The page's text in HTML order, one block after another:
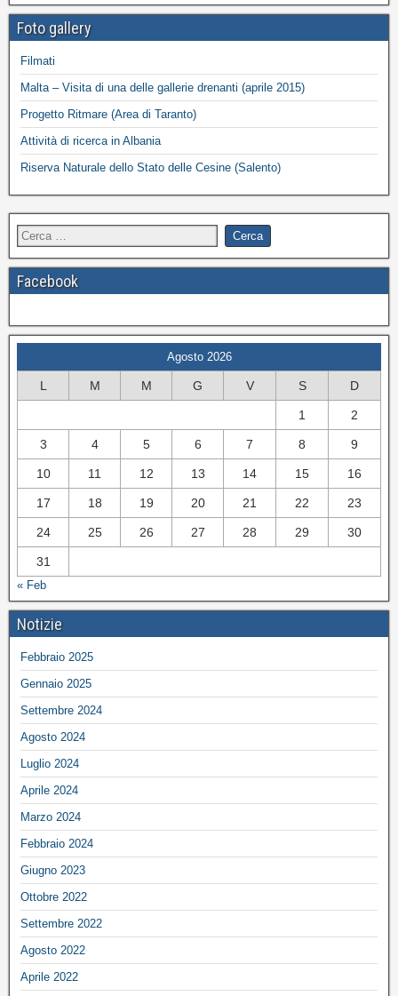
Foto gallery
Filmati
Malta – Visita di una delle gallerie drenanti (aprile 2015)
Progetto Ritmare (Area di Taranto)
Attività di ricerca in Albania
Riserva Naturale dello Stato delle Cesine (Salento)
Facebook
Agosto 2026
L M M G V S D
1 2
3 4 5 6 7 8 9
10 11 12 13 14 15 16
17 18 19 20 21 22 23
24 25 26 27 28 29 30
31
« Feb
Notizie
Febbraio 2025
Gennaio 2025
Settembre 2024
Agosto 2024
Luglio 2024
Aprile 2024
Marzo 2024
Febbraio 2024
Giugno 2023
Ottobre 2022
Settembre 2022
Agosto 2022
Aprile 2022